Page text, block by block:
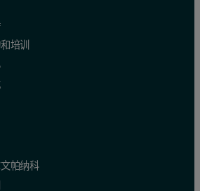
made between two samples of
培训
帕纳科